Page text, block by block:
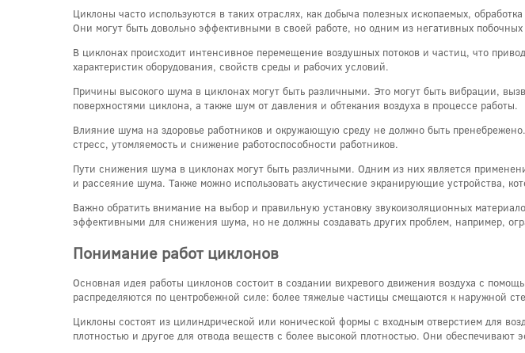
Циклоны часто используются в таких отраслях, как добыча полезных ископаемых,
Они могут быть довольно эффективными в своей работе, но одним из негативных
В циклонах происходит интенсивное перемещение воздушных потоков и частиц, что
характеристик оборудования, свойств среды и рабочих условий.
Причины высокого шума в циклонах могут быть различными. Это могут быть вибрации,
поверхностями циклона, а также шум от давления и обтекания воздуха в процессе работы.
Влияние шума на здоровье работников и окружающую среду не должно быть
стресс, утомляемость и снижение работоспособности работников.
Пути снижения шума в циклонах могут быть различными. Одним из них является
и рассеяние шума. Также можно использовать акустические экранирующие устройства,
Важно обратить внимание на выбор и правильную установку звукоизоляционных
эффективными для снижения шума, но не должны создавать других проблем, например,
Понимание работ циклонов
Основная идея работы циклонов состоит в создании вихревого движения воздуха с
распределяются по центробежной силе: более тяжелые частицы смещаются к наружной
Циклоны состоят из цилиндрической или конической формы с входным отверстием для
плотностью и другое для отвода веществ с более высокой плотностью. Они обеспечивают